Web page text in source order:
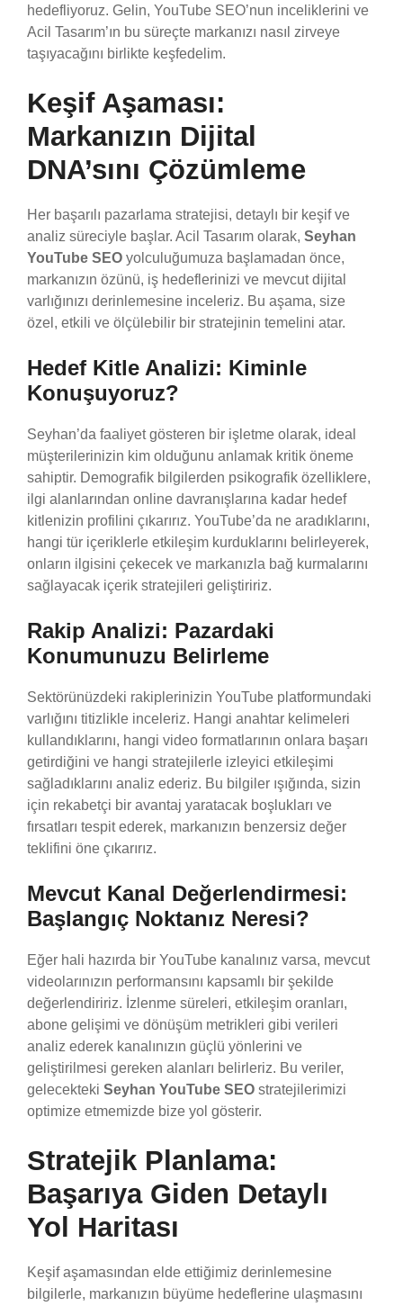
hedefliyoruz. Gelin, YouTube SEO’nun inceliklerini ve
Acil Tasarım’ın bu süreçte markanızı nasıl zirveye
taşıyacağını birlikte keşfedelim.
Keşif Aşaması:
Markanızın Dijital
DNA’sını Çözümleme
Her başarılı pazarlama stratejisi, detaylı bir keşif ve
analiz süreciyle başlar. Acil Tasarım olarak, Seyhan
YouTube SEO yolculuğumuza başlamadan önce,
markanızın özünü, iş hedeflerinizi ve mevcut dijital
varlığınızı derinlemesine inceleriz. Bu aşama, size
özel, etkili ve ölçülebilir bir stratejinin temelini atar.
Hedef Kitle Analizi: Kiminle
Konuşuyoruz?
Seyhan’da faaliyet gösteren bir işletme olarak, ideal
müşterilerinizin kim olduğunu anlamak kritik öneme
sahiptir. Demografik bilgilerden psikografik özelliklere,
ilgi alanlarından online davranışlarına kadar hedef
kitlenizin profilini çıkarırız. YouTube’da ne aradıklarını,
hangi tür içeriklerle etkileşim kurduklarını belirleyerek,
onların ilgisini çekecek ve markanızla bağ kurmalarını
sağlayacak içerik stratejileri geliştiririz.
Rakip Analizi: Pazardaki
Konumunuzu Belirleme
Sektörünüzdeki rakiplerinizin YouTube platformundaki
varlığını titizlikle inceleriz. Hangi anahtar kelimeleri
kullandıklarını, hangi video formatlarının onlara başarı
getirdiğini ve hangi stratejilerle izleyici etkileşimi
sağladıklarını analiz ederiz. Bu bilgiler ışığında, sizin
için rekabetçi bir avantaj yaratacak boşlukları ve
fırsatları tespit ederek, markanızın benzersiz değer
teklifini öne çıkarırız.
Mevcut Kanal Değerlendirmesi:
Başlangıç Noktanız Neresi?
Eğer hali hazırda bir YouTube kanalınız varsa, mevcut
videolarınızın performansını kapsamlı bir şekilde
değerlendiririz. İzlenme süreleri, etkileşim oranları,
abone gelişimi ve dönüşüm metrikleri gibi verileri
analiz ederek kanalınızın güçlü yönlerini ve
geliştirilmesi gereken alanları belirleriz. Bu veriler,
gelecekteki Seyhan YouTube SEO stratejilerimizi
optimize etmemizde bize yol gösterir.
Stratejik Planlama:
Başarıya Giden Detaylı
Yol Haritası
Keşif aşamasından elde ettiğimiz derinlemesine
bilgilerle, markanızın büyüme hedeflerine ulaşmasını